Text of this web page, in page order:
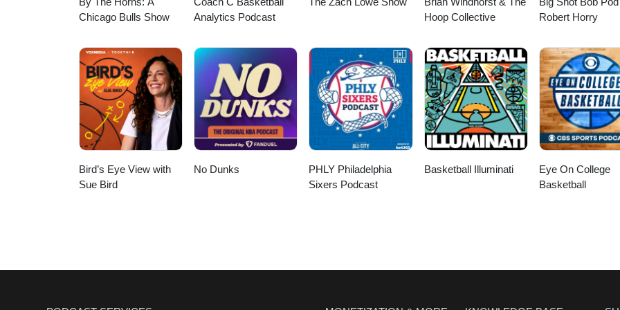
Chicago Bulls Show
Analytics Podcast
Hoop Collective
Robert Horry
Bird’s Eye View with
Sue Bird
No Dunks
PHLY Philadelphia
Sixers Podcast
Basketball Illuminati
Eye On College
Basketball